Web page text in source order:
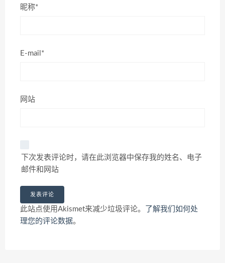
昵称*
E-mail*
网站
下次发表评论时，请在此浏览器中保存我的姓名、电子
邮件和网站
此站点使用Akismet来减少垃圾评论。
了解我们如何处
理您的评论数据。